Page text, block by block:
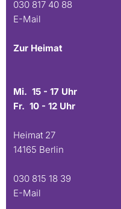
030 817 40 88
E-Mail
Zur Heimat
Mi. 15 - 17 Uhr
Fr. 10 - 12 Uhr
Heimat 27
14165 Berlin
030 815 18 39
E-Mail